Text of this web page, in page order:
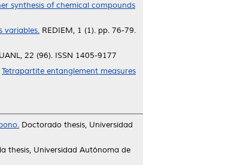
synthesis of chemical compounds
variables. REDIEM, 1 (1). pp. 76-79.
22 (96). ISSN 1405-9177
Tetrapartite entanglement measures
Doctorado thesis, Universidad
thesis, Universidad Autónoma de